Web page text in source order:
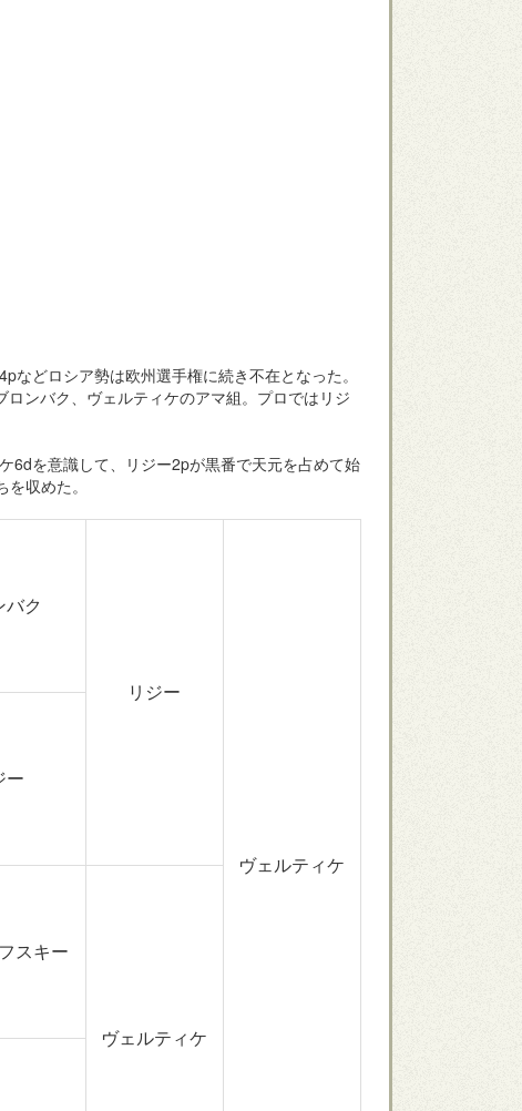
どロシア勢は欧州選手権に続き不在となった。
ンバク、ヴェルティケのアマ組。プロではリジ
6dを意識して、リジー2pが黒番で天元を占めて始
収めた。
バク
リジー
ヴェルティケ
ー
スキー
ヴェルティケ